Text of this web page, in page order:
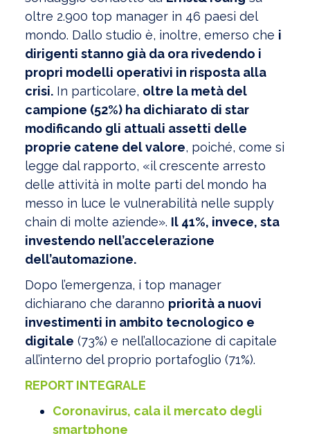
oltre 2.900 top manager in 46 paesi del
mondo. Dallo studio è, inoltre, emerso che i
dirigenti stanno già da ora rivedendo i
propri modelli operativi in risposta alla
crisi. In particolare, oltre la metà del
campione (52%) ha dichiarato di star
modificando gli attuali assetti delle
proprie catene del valore, poiché, come si
legge dal rapporto, «il crescente arresto
delle attività in molte parti del mondo ha
messo in luce le vulnerabilità nelle supply
chain di molte aziende». Il 41%, invece, sta
investendo nell’accelerazione
dell’automazione.
Dopo l’emergenza, i top manager
dichiarano che daranno priorità a nuovi
investimenti in ambito tecnologico e
digitale (73%) e nell’allocazione di capitale
all’interno del proprio portafoglio (71%).
REPORT INTEGRALE
Coronavirus, cala il mercato degli
smartphone